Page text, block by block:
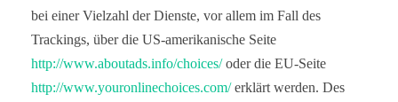
bei einer Vielzahl der Dienste, vor allem im Fall des
Trackings, über die US-amerikanische Seite
http://www.aboutads.info/choices/oder die EU-Seite
http://www.youronlinechoices.com/erklärt werden. Des